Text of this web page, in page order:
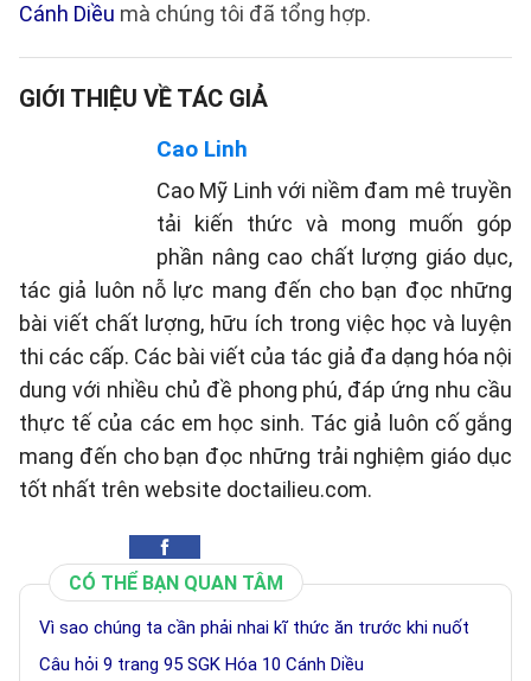
Cánh Diều mà chúng tôi đã tổng hợp.
GIỚI THIỆU VỀ TÁC GIẢ
Cao Linh
Cao Mỹ Linh với niềm đam mê truyền
tải kiến thức và mong muốn góp
phần nâng cao chất lượng giáo dục,
tác giả luôn nỗ lực mang đến cho bạn đọc những
bài viết chất lượng, hữu ích trong việc học và luyện
thi các cấp. Các bài viết của tác giả đa dạng hóa nội
dung với nhiều chủ đề phong phú, đáp ứng nhu cầu
thực tế của các em học sinh. Tác giả luôn cố gắng
mang đến cho bạn đọc những trải nghiệm giáo dục
tốt nhất trên website doctailieu.com.
CÓ THỂ BẠN QUAN TÂM
Vì sao chúng ta cần phải nhai kĩ thức ăn trước khi nuốt
Câu hỏi 9 trang 95 SGK Hóa 10 Cánh Diều